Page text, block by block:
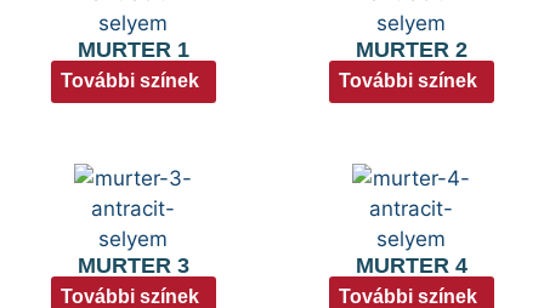
MURTER 1
További színek
MURTER 2
További színek
MURTER 3
További színek
MURTER 4
További színek